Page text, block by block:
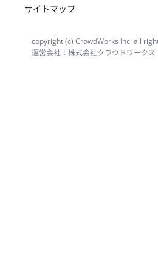
サイトマップ
copyright (c) CrowdWorks Inc. all
運営会社：株式会社クラウドワークス